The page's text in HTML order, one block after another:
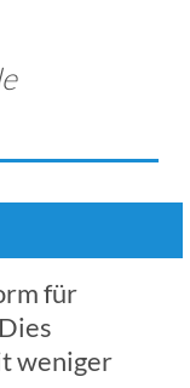
für
weniger